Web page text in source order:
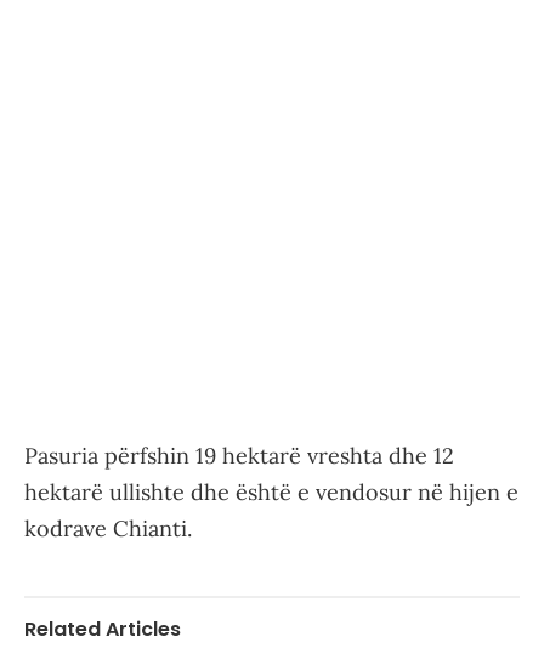
Pasuria përfshin 19 hektarë vreshta dhe 12
hektarë ullishte dhe është e vendosur në hijen e
kodrave Chianti.
Related Articles